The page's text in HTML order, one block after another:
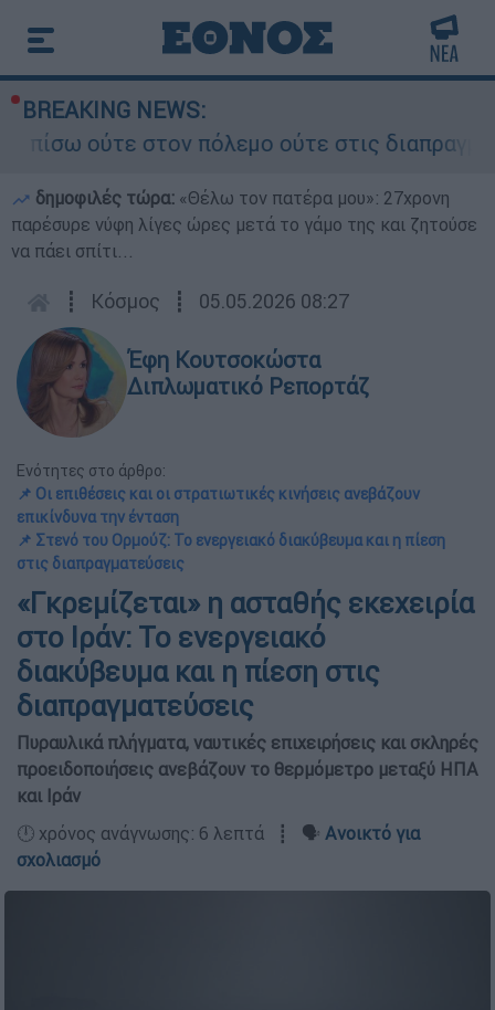
BREAKING NEWS:
στον πόλεμο ούτε στις
δημοφιλές τώρα: «Θέλω τον πατέρα μου»: 27χρονη
παρέσυρε νύφη λίγες ώρες μετά το γάμο της και ζητούσε
να πάει σπίτι...
┋ Κόσμος ┋ 05.05.2026 08:27
Έφη Κουτσοκώστα
Διπλωματικό Ρεπορτάζ
Ενότητες στο άρθρο:
📌 Οι επιθέσεις και οι στρατιωτικές κινήσεις ανεβάζουν
επικίνδυνα την ένταση
📌 Στενό του Ορμούζ: Το ενεργειακό διακύβευμα και η πίεση
στις διαπραγματεύσεις
«Γκρεμίζεται» η ασταθής εκεχειρία
στο Ιράν: Το ενεργειακό
διακύβευμα και η πίεση στις
διαπραγματεύσεις
Πυραυλικά πλήγματα, ναυτικές επιχειρήσεις και σκληρές
προειδοποιήσεις ανεβάζουν το θερμόμετρο μεταξύ ΗΠΑ
και Ιράν
🕛 χρόνος ανάγνωσης: 6 λεπτά ┋ 🗣️ Ανοικτό για
σχολιασμό